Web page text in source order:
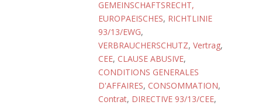
GEMEINSCHAFTSRECHT,
EUROPAEISCHES, RICHTLINIE
93/13/EWG,
VERBRAUCHERSCHUTZ, Vertrag,
CEE, CLAUSE ABUSIVE,
CONDITIONS GENERALES
D'AFFAIRES, CONSOMMATION,
Contrat, DIRECTIVE 93/13/CEE,